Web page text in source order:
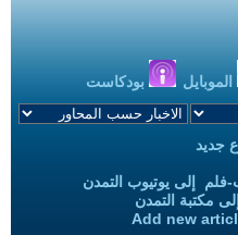
الموبايل بودكاست
جديد
فلم إلى يوتيوب التمدن
مكتبة التمدن
Add new